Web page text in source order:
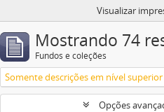
Visualizar
Mostrando 74
Fundos e coleções
Somente descrições em nível superior
Opções